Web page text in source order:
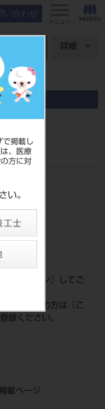
で掲載し
、医療
方に対
い。
い合わせ
メニュー
詳細
型 1入 2L
2L
ード
ログイン
』してご
録がまだの方は『
こ
登録ください。
載ページ